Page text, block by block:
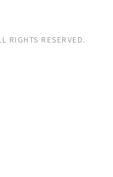
RESERVED.